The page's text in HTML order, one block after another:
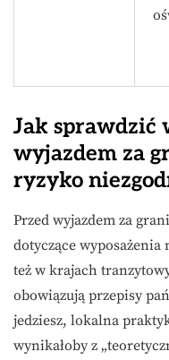
Jak sprawdzić
wyjazdem za
ryzyko
Przed wyjazdem za
dotyczące
też w krajach
obowiązują przepisy
jedziesz, lokalna
wynikałoby z